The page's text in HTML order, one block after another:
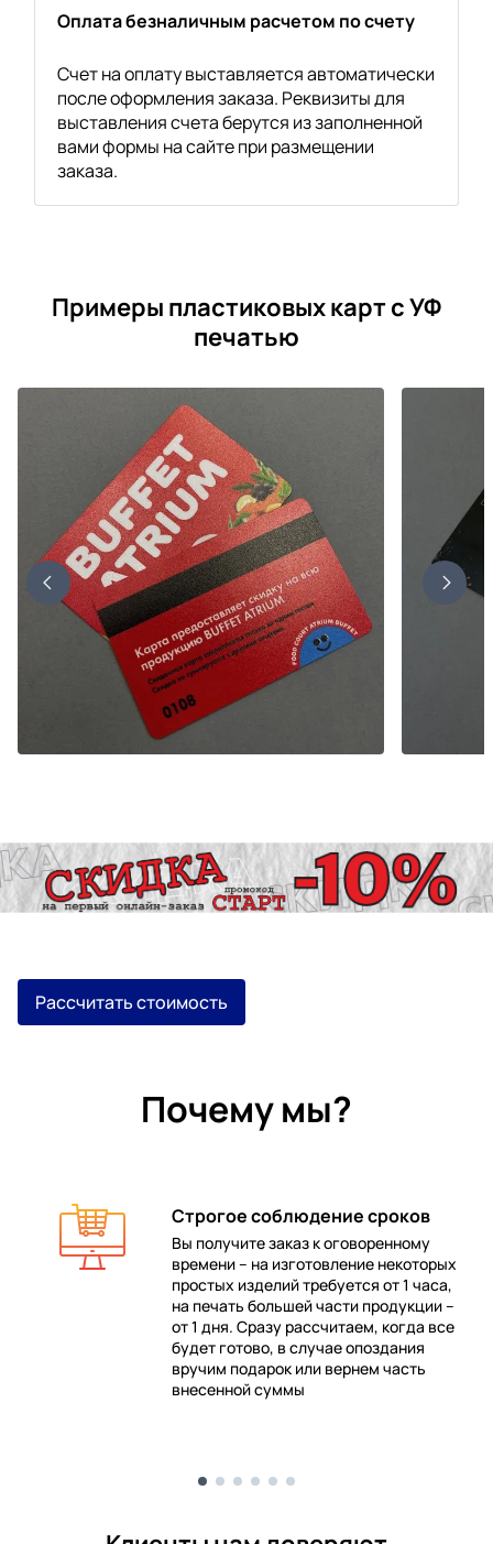
Оплата безналичным расчетом по счету
Счет на оплату выставляется автоматически
после оформления заказа. Реквизиты для
выставления счета берутся из заполненной
вами формы на сайте при размещении
заказа.
Примеры пластиковых карт с УФ
печатью
Рассчитать стоимость
Почему мы?
Строгое соблюдение сроков
Вы получите заказ к оговоренному
времени – на изготовление некоторых
простых изделий требуется от 1 часа,
на печать большей части продукции –
от 1 дня. Сразу рассчитаем, когда все
будет готово, в случае опоздания
вручим подарок или вернем часть
внесенной суммы